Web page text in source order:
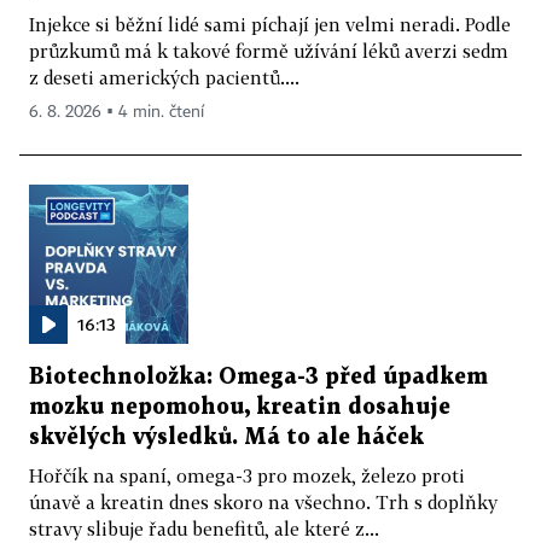
Injekce si běžní lidé sami píchají jen velmi neradi. Podle
průzkumů má k takové formě užívání léků averzi sedm
z deseti amerických pacientů....
6. 8. 2026 ▪ 4 min. čtení
16:13
Biotechnoložka: Omega-3 před úpadkem
mozku nepomohou, kreatin dosahuje
skvělých výsledků. Má to ale háček
Hořčík na spaní, omega-3 pro mozek, železo proti
únavě a kreatin dnes skoro na všechno. Trh s doplňky
stravy slibuje řadu benefitů, ale které z...